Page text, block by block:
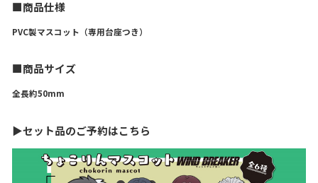
■商品仕様
PVC製マスコット（専用台座つき）
■商品サイズ
全長約50mm
▶セット品のご予約はこちら